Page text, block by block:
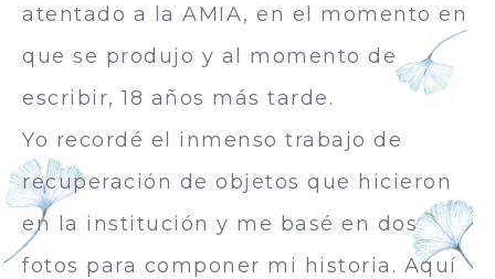
atentado a la AMIA, en el momento en
que se produjo y al momento de
escribir, 18 años más tarde.
Yo recordé el inmenso trabajo de
recuperación de objetos que hicieron
en la institución y me basé en dos
fotos para componer mi historia. Aquí